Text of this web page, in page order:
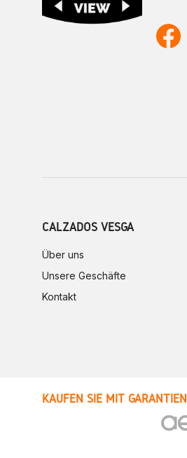
CALZADOS VESGA
Über uns
Unsere Geschäfte
Kontakt
KAUFEN SIE MIT GARANTIEN